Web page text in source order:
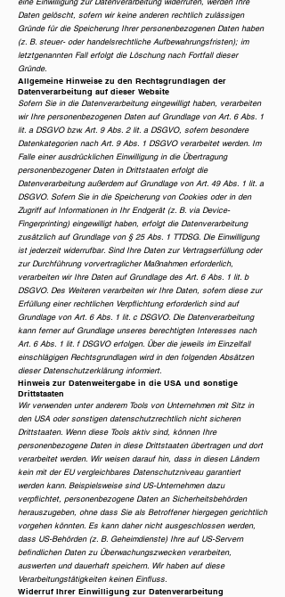
Daten gelöscht, sofern wir keine anderen rechtlich zulässigen
Gründe für die Speicherung Ihrer personenbezogenen Daten haben
(z. B. steuer- oder handelsrechtliche Aufbewahrungsfristen); im
letztgenannten Fall erfolgt die Löschung nach Fortfall dieser
Gründe.
Allgemeine Hinweise zu den Rechtsgrundlagen der
Datenverarbeitung auf dieser Website
Sofern Sie in die Datenverarbeitung eingewilligt haben, verarbeiten
wir Ihre personenbezogenen Daten auf Grundlage von Art. 6 Abs. 1
lit. a DSGVO bzw. Art. 9 Abs. 2 lit. a DSGVO, sofern besondere
Datenkategorien nach Art. 9 Abs. 1 DSGVO verarbeitet werden. Im
Falle einer ausdrücklichen Einwilligung in die Übertragung
personenbezogener Daten in Drittstaaten erfolgt die
Datenverarbeitung außerdem auf Grundlage von Art. 49 Abs. 1 lit. a
DSGVO. Sofern Sie in die Speicherung von Cookies oder in den
Zugriff auf Informationen in Ihr Endgerät (z. B. via Device-
Fingerprinting) eingewilligt haben, erfolgt die Datenverarbeitung
zusätzlich auf Grundlage von § 25 Abs. 1 TTDSG. Die Einwilligung
ist jederzeit widerrufbar. Sind Ihre Daten zur Vertragserfüllung oder
zur Durchführung vorvertraglicher Maßnahmen erforderlich,
verarbeiten wir Ihre Daten auf Grundlage des Art. 6 Abs. 1 lit. b
DSGVO. Des Weiteren verarbeiten wir Ihre Daten, sofern diese zur
Erfüllung einer rechtlichen Verpflichtung erforderlich sind auf
Grundlage von Art. 6 Abs. 1 lit. c DSGVO. Die Datenverarbeitung
kann ferner auf Grundlage unseres berechtigten Interesses nach
Art. 6 Abs. 1 lit. f DSGVO erfolgen. Über die jeweils im Einzelfall
einschlägigen Rechtsgrundlagen wird in den folgenden Absätzen
dieser Datenschutzerklärung informiert.
Hinweis zur Datenweitergabe in die USA und sonstige
Drittstaaten
Wir verwenden unter anderem Tools von Unternehmen mit Sitz in
den USA oder sonstigen datenschutzrechtlich nicht sicheren
Drittstaaten. Wenn diese Tools aktiv sind, können Ihre
personenbezogene Daten in diese Drittstaaten übertragen und dort
verarbeitet werden. Wir weisen darauf hin, dass in diesen Ländern
kein mit der EU vergleichbares Datenschutzniveau garantiert
werden kann. Beispielsweise sind US-Unternehmen dazu
verpflichtet, personenbezogene Daten an Sicherheitsbehörden
herauszugeben, ohne dass Sie als Betroffener hiergegen gerichtlich
vorgehen könnten. Es kann daher nicht ausgeschlossen werden,
dass US-Behörden (z. B. Geheimdienste) Ihre auf US-Servern
befindlichen Daten zu Überwachungszwecken verarbeiten,
auswerten und dauerhaft speichern. Wir haben auf diese
Verarbeitungstätigkeiten keinen Einfluss.
Widerruf Ihrer Einwilligung zur Datenverarbeitung